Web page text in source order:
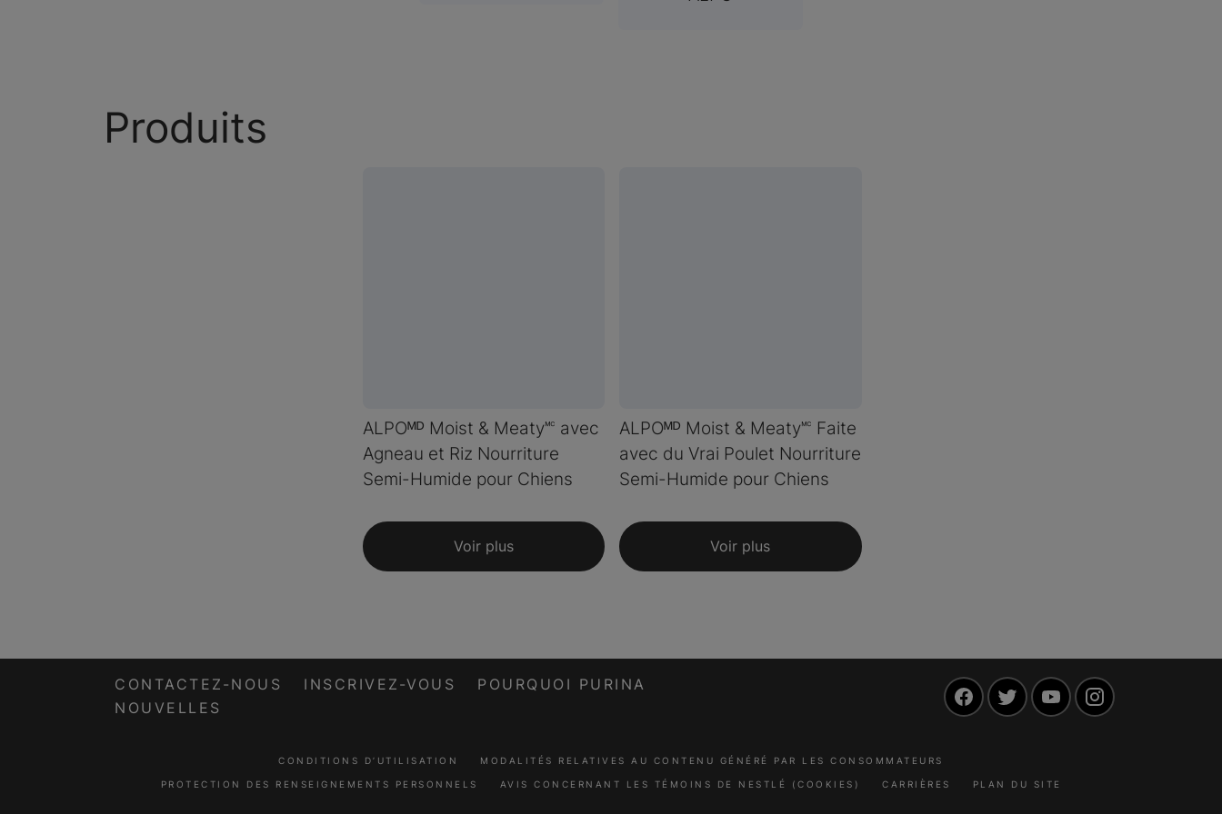
Produits
ALPOᴹᴰ Moist & Meaty🅪 avec
Agneau et Riz Nourriture
Semi-Humide pour Chiens
Voir plus
ALPOᴹᴰ Moist & Meaty🅪 Faite
avec du Vrai Poulet Nourriture
Semi-Humide pour Chiens
Voir plus
CONTACTEZ-NOUS INSCRIVEZ-VOUS
POURQUOI PURINA
NOUVELLES
FacebookTwitter YouTube
CONDITIONS D’UTILISATION MODALITÉS RELATIVES AU CONTENU GÉNÉRÉ PAR LES CONSOMMATEURS
PROTECTION DES RENSEIGNEMENTS PERSONNELS AVIS CONCERNANT LES TÉMOINS DE NESTLÉ (COOKIES) CARRIÈRES PLAN DU SITE